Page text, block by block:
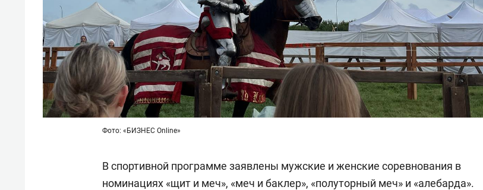
Фото: «БИЗНЕС Online»
В спортивной программе заявлены мужские и женские соревнования в
номинациях «щит и меч», «меч и баклер», «полуторный меч» и «алебарда».